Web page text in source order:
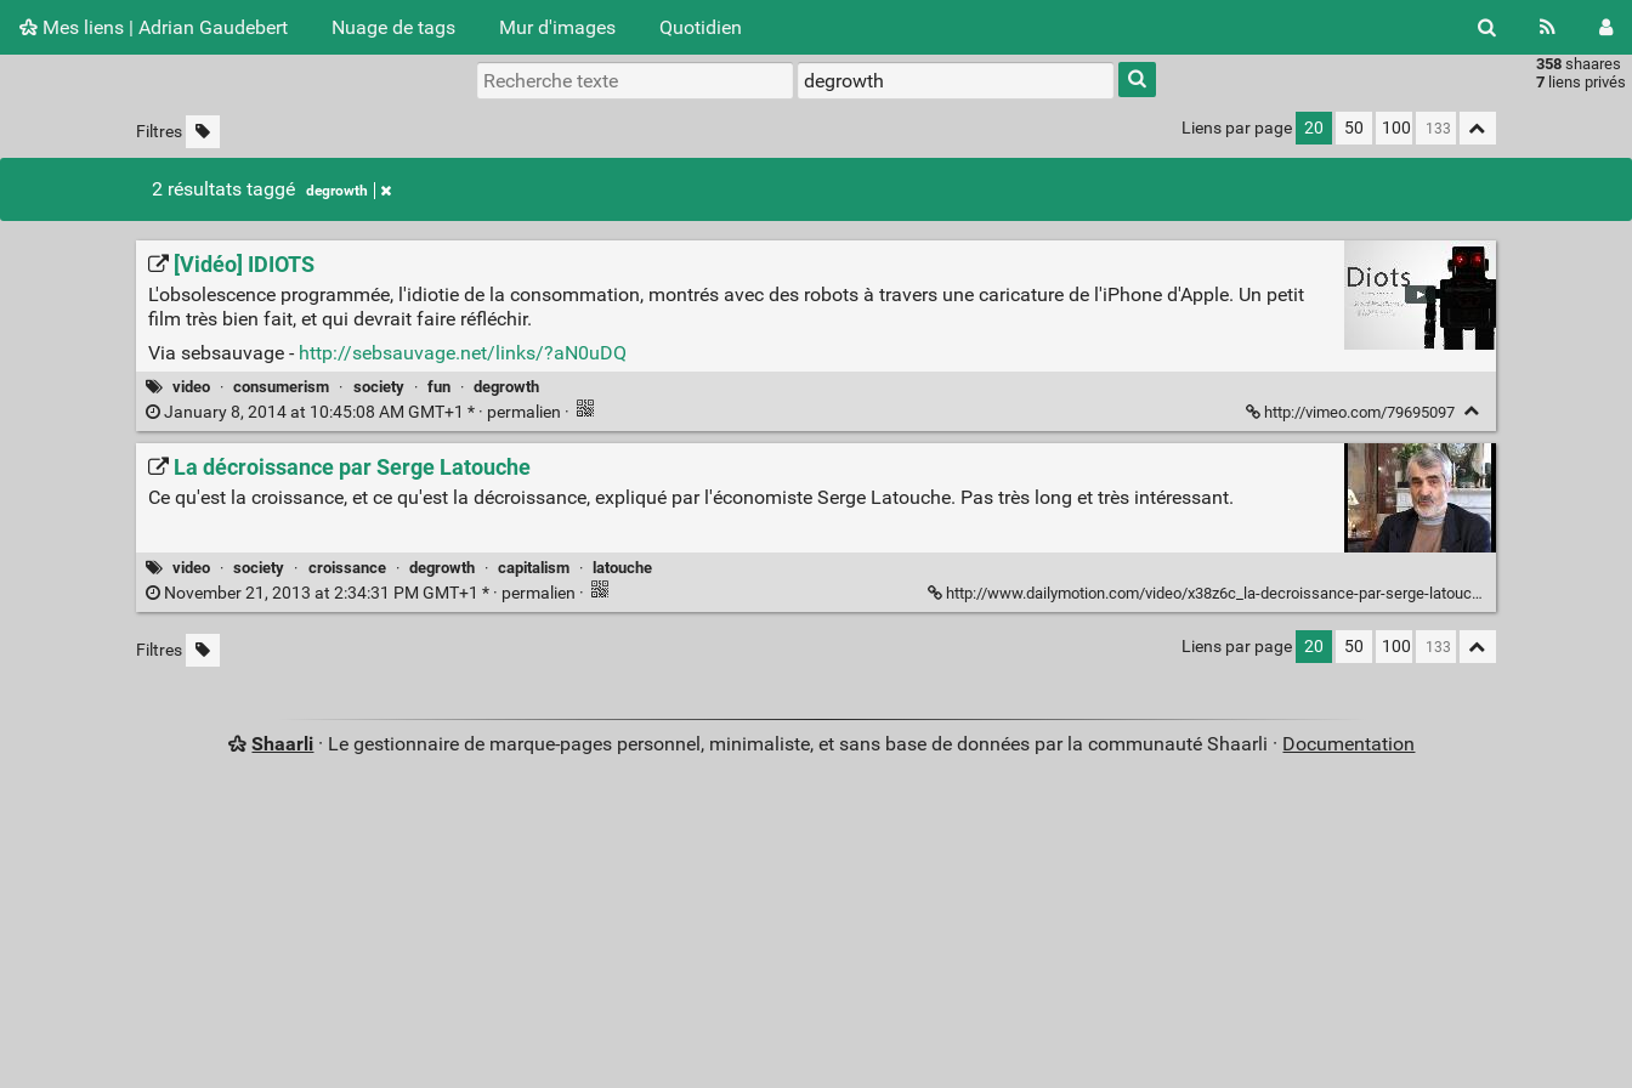
Mes liens | Adrian Gaudebert Nuage de tags Mur d'images Quotidien
358 shaares
7 liens privés
Type 1 or
more
characters
results.
Filtres Liens par page 20 50 100
2 résultats taggé degrowth
[Vidéo] IDIOTS
L'obsolescence programmée, l'idiotie de la consommation, montrés avec des robots à travers une caricature de l'iPhone d'Apple. Un petit
film très bien fait, et qui devrait faire réfléchir.
Via sebsauvage - http://sebsauvage.net/links/?aN0uDQ
video · consumerism · society · fun · degrowth
January 8, 2014 at 10:45:08 AM GMT+1 * · permalien · http://vimeo.com/79695097
La décroissance par Serge Latouche
Ce qu'est la croissance, et ce qu'est la décroissance, expliqué par l'économiste Serge Latouche. Pas très long et très intéressant.
video · society · croissance · degrowth · capitalism · latouche
November 21, 2013 at 2:34:31 PM GMT+1 * · permalien · http://www.dailymotion.com/video/x38z6c_la-decroissance-par-serge-latouche_news
Filtres Liens par page 20 50 100
Shaarli · Le gestionnaire de marque-pages personnel, minimaliste, et sans base de données par la communauté Shaarli · Documentation